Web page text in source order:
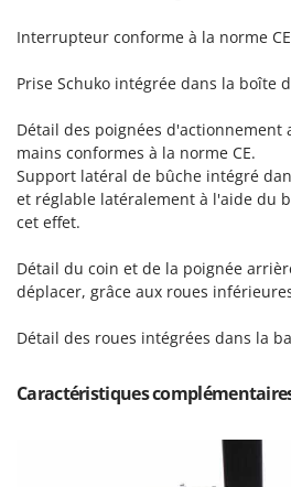
Scies alternatives à batterie
Scies de jardin télescopiques
Sécateurs électriques à
Sécateurs pneumatiques
Semoirs et Épandeurs
Socs pour tracteur
Soufreuses - Poudreuses à
Soufreuses - Poudreuses
Taille-haies à bras pour
Italyco
ITM
J JOLLY ITALIA
K
KAAZ
Kasco
Keter
Interrupteur conforme à la norme
Prise Schuko intégrée dans la boîte
Détail des poignées d'actionnement
mains conformes à la norme CE.
Support latéral de bûche intégré
et réglable latéralement à l'aide du
cet effet.
Détail du coin et de la poignée
déplacer, grâce aux roues
Détail des roues intégrées dans la
Caractéristiques